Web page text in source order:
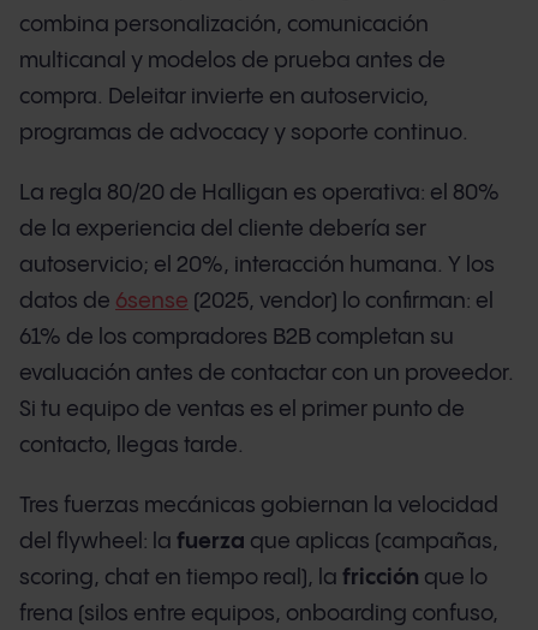
combina personalización, comunicación
multicanal y modelos de prueba antes de
compra. Deleitar invierte en autoservicio,
programas de advocacy y soporte continuo.
La regla 80/20 de Halligan es operativa: el 80%
de la experiencia del cliente debería ser
autoservicio; el 20%, interacción humana. Y los
datos de 6sense (2025, vendor) lo confirman: el
61% de los compradores B2B completan su
evaluación antes de contactar con un proveedor.
Si tu equipo de ventas es el primer punto de
contacto, llegas tarde.
Tres fuerzas mecánicas gobiernan la velocidad
del flywheel: la fuerza que aplicas (campañas,
scoring, chat en tiempo real), la fricción que lo
frena (silos entre equipos, onboarding confuso,